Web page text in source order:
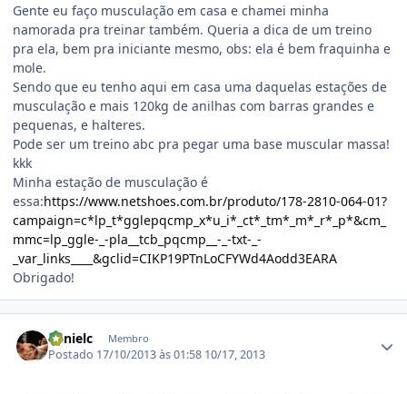
Gente eu faço musculação em casa e chamei minha
namorada pra treinar também. Queria a dica de um treino
pra ela, bem pra iniciante mesmo, obs: ela é bem fraquinha e
mole.
Sendo que eu tenho aqui em casa uma daquelas estações de
musculação e mais 120kg de anilhas com barras grandes e
pequenas, e halteres.
Pode ser um treino abc pra pegar uma base muscular massa!
kkk
Minha estação de musculação é
essa:https://www.netshoes.com.br/produto/178-2810-064-01?
campaign=c*lp_t*gglepqcmp_x*u_i*_ct*_tm*_m*_r*_p*&cm_
mmc=lp_ggle-_-pla__tcb_pqcmp__-_-txt-_-
_var_links____&gclid=CIKP19PTnLoCFYWd4Aodd3EARA
Obrigado!
danielc Membro
Postado 17/10/2013 às 01:58 10/17, 2013